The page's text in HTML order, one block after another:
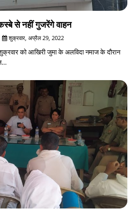
से नहीं गुजरेंगे वाहन
शुक्रवार, अप्रैल 29, 2022
शुक्रवार को आखिरी जुमा के अलविदा नमाज के दौरान